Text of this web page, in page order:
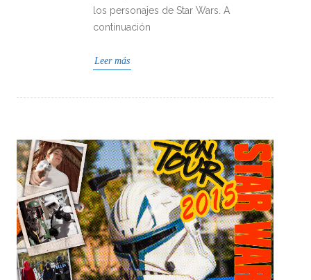
los personajes de Star Wars. A
continuación
Leer más